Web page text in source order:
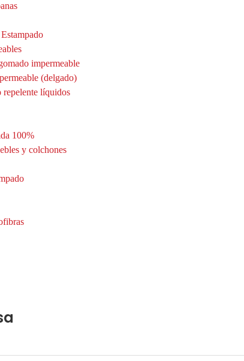
impermeable
(delgado)
líquidos
100%
y colchones